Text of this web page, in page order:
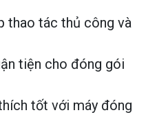
thao tác thủ công và
tiện cho đóng gói
tốt với máy đóng